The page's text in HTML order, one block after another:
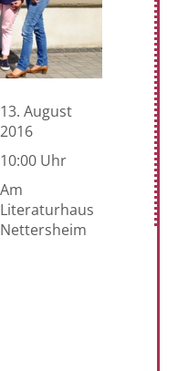
13. August
2016
10:00 Uhr
Am
Literaturhaus
Nettersheim